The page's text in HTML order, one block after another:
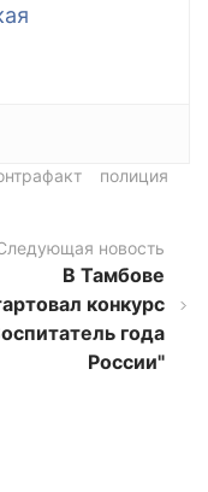
полиция
новость
В Тамбове
конкурс
года
России"